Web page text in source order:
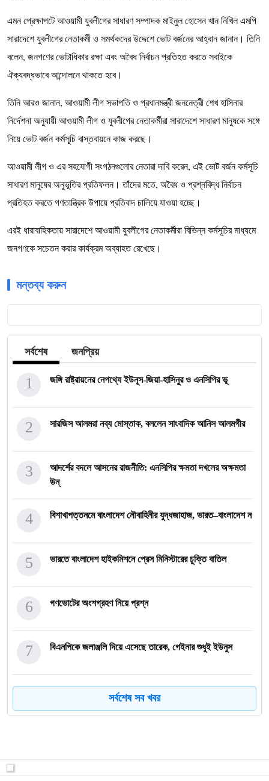
এমন প্রেক্ষাপটে আওয়ামী যুবলীগের সাধারণ সম্পাদক মাইনুল হোসেন খান নিখিল এমপি
সারাদেশে যুবলীগের নেতাকর্মী ও সমর্থকদের উদ্দেশে ভোট বর্জনের আহ্বান জানান। তিনি
বলেন, জনগণের ভোটাধিকার রক্ষা এবং অবৈধ নির্বাচন প্রতিহত করতে সবাইকে
ঐক্যবদ্ধভাবে আন্দোলনে থাকতে হবে।
তিনি আরও জানান, আওয়ামী লীগ সভাপতি ও প্রধানমন্ত্রী জননেত্রী শেখ হাসিনার
নির্দেশনা অনুযায়ী আওয়ামী লীগ ও যুবলীগের নেতাকর্মীরা সারাদেশে সাধারণ মানুষকে সঙ্গে
নিয়ে ভোট বর্জন কর্মসূচি বাস্তবায়নে কাজ করছে।
আওয়ামী লীগ ও এর সহযোগী সংগঠনগুলোর নেতারা দাবি করেন, এই ভোট বর্জন কর্মসূচি
সাধারণ মানুষের অনুভূতির প্রতিফলন। তাঁদের মতে, অবৈধ ও প্রশ্নবিদ্ধ নির্বাচন
প্রতিহত করতে গণতান্ত্রিক উপায়ে প্রতিবাদ চালিয়ে যাওয়া হচ্ছে।
এরই ধারাবাহিকতায় সারাদেশে আওয়ামী যুবলীগের নেতাকর্মীরা বিভিন্ন কর্মসূচির মাধ্যমে
জনগণকে সচেতন করার কার্যক্রম অব্যাহত রেখেছে।
মন্তব্য করুন
সর্বশেষ জনপ্রিয়
জঙ্গি রাষ্ট্রায়নের নেপথ্যে ইউনূস-জিয়া-হাসিনুর ও এনসিপির ভূ
1
সারজিস আলমরা নব্য মোস্তাক, বললেন সাংবাদিক আনিস আলমগীর
2
আদর্শের বদলে আসনের রাজনীতি: এনসিপির ক্ষমতা দখলের অক্ষমতা
উন্
3
বিশাখাপত্তনমে বাংলাদেশ নৌবাহিনীর যুদ্ধজাহাজ, ভারত–বাংলাদেশ ন
4
ভারতে বাংলাদেশ হাইকমিশনে প্রেস মিনিস্টারের চুক্তি বাতিল
5
গণভোটের অংশগ্রহণ নিয়ে প্রশ্ন
6
বিএনপিকে জলাঞ্জলি দিয়ে এসেছে তারেক, গেইনার শুধুই ইউনুস
7
জেলগেটে বারবার গ্রেপ্তারের পর কারাগারেই আ.লীগ নেতা লিপনের মৃ
মার্কিনি চালে অশান্ত দক্ষিণ এশিয়া, পরবর্তী টার্গেট দিল্লি
সর্বশেষ সব খবর